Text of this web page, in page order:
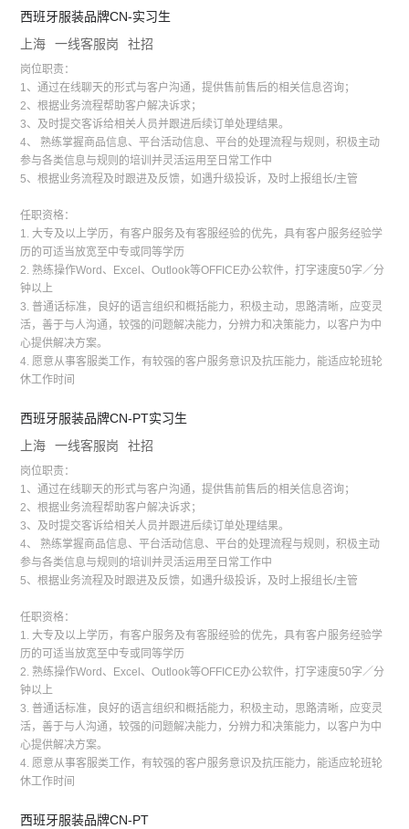
西班牙服装品牌CN-实习生
上海
一线客服岗 社招
岗位职责：
1、通过在线聊天的形式与客户沟通，提供售前售后的相关信息咨询；
2、根据业务流程帮助客户解决诉求；
3、及时提交客诉给相关人员并跟进后续订单处理结果。
4、 熟练掌握商品信息、平台活动信息、平台的处理流程与规则，积极主动
参与各类信息与规则的培训并灵活运用至日常工作中
5、根据业务流程及时跟进及反馈，如遇升级投诉，及时上报组长/主管
任职资格：
1. 大专及以上学历，有客户服务及有客服经验的优先，具有客户服务经验学
历的可适当放宽至中专或同等学历
2. 熟练操作Word、Excel、Outlook等OFFICE办公软件，打字速度50字／分
钟以上
3. 普通话标准，良好的语言组织和概括能力，积极主动，思路清晰，应变灵
活，善于与人沟通，较强的问题解决能力，分辨力和决策能力，以客户为中
心提供解决方案。
4. 愿意从事客服类工作，有较强的客户服务意识及抗压能力，能适应轮班轮
休工作时间
西班牙服装品牌CN-PT实习生
上海
一线客服岗 社招
岗位职责：
1、通过在线聊天的形式与客户沟通，提供售前售后的相关信息咨询；
2、根据业务流程帮助客户解决诉求；
3、及时提交客诉给相关人员并跟进后续订单处理结果。
4、 熟练掌握商品信息、平台活动信息、平台的处理流程与规则，积极主动
参与各类信息与规则的培训并灵活运用至日常工作中
5、根据业务流程及时跟进及反馈，如遇升级投诉，及时上报组长/主管
任职资格：
1. 大专及以上学历，有客户服务及有客服经验的优先，具有客户服务经验学
历的可适当放宽至中专或同等学历
2. 熟练操作Word、Excel、Outlook等OFFICE办公软件，打字速度50字／分
钟以上
3. 普通话标准，良好的语言组织和概括能力，积极主动，思路清晰，应变灵
活，善于与人沟通，较强的问题解决能力，分辨力和决策能力，以客户为中
心提供解决方案。
4. 愿意从事客服类工作，有较强的客户服务意识及抗压能力，能适应轮班轮
休工作时间
西班牙服装品牌CN-PT